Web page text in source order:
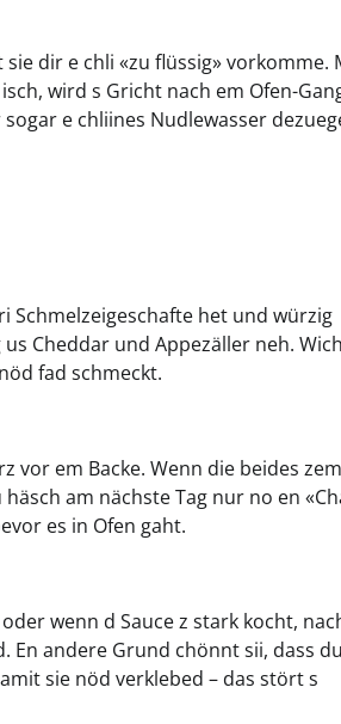
dir e chli «zu flüssig» vorkomme.
wird s Gricht nach em Ofen-
e chliines Nudlewasser
Schmelzeigeschafte het und würzig
Cheddar und Appezäller neh.
fad schmeckt.
vor em Backe. Wenn die beides
am nächste Tag nur no en
es in Ofen gaht.
wenn d Sauce z stark kocht,
En andere Grund chönnt sii, dass
sie nöd verklebed – das stört s